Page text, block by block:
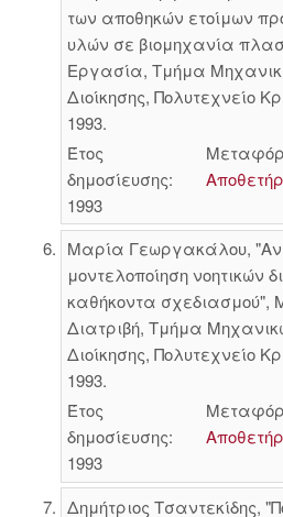
των αποθηκών ετοίμων
υλών σε βιομηχανία
Εργασία, Τμήμα
Διοίκησης, Πολυτεχνείο
1993.
Έτος
δημοσίευσης:
1993
Μαρία Γεωργακάλου,
μοντελοποίηση νοητικών
καθήκοντα σχεδιασμού",
Διατριβή, Τμήμα
Διοίκησης, Πολυτεχνείο
1993.
Έτος
δημοσίευσης:
1993
Δημήτριος Τσαντεκίδης,